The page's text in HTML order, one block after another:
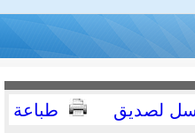
لصديق
طباعة